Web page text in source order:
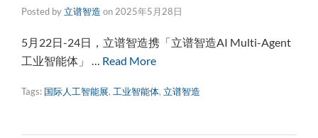
Posted by 立谱智造 on2025年5月28日
5月22日-24日，立谱智造携「立谱智造AI Multi-Agent
工业智能体」 … Read More
Tags: 国际人工智能展, 工业智能体, 立谱智造